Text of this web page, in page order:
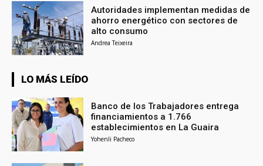
Autoridades implementan medidas de
ahorro energético con sectores de
alto consumo
Andrea Teixeira
LO MÁS LEÍDO
Banco de los Trabajadores entrega
financiamientos a 1.766
establecimientos en La Guaira
Yohenli Pacheco